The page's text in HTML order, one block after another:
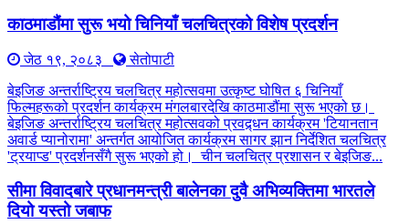
काठमाडौंमा सुरू भयो चिनियाँ चलचित्रको विशेष प्रदर्शन
जेठ १९, २०८३
सेतोपाटी
बेइजिङ अन्तर्राष्ट्रिय चलचित्र महोत्सवमा उत्कृष्ट घोषित ६ चिनियाँ
फिल्महरूको प्रदर्शन कार्यक्रम मंगलबारदेखि काठमाडौंमा सुरू भएको छ।
बेइजिङ अन्तर्राष्ट्रिय चलचित्र महोत्सवको प्रवद्र्धन कार्यक्रम 'टियानतान
अवार्ड प्यानोरामा' अन्तर्गत आयोजित कार्यक्रम सागर झान निर्देशित चलचित्र
'ट्रयाप्ड' प्रदर्शनसँगै सुरू भएको हो। चीन चलचित्र प्रशासन र बेइजिङ...
सीमा विवादबारे प्रधानमन्त्री बालेनका दुवै अभिव्यक्तिमा भारतले
दियो यस्तो जबाफ